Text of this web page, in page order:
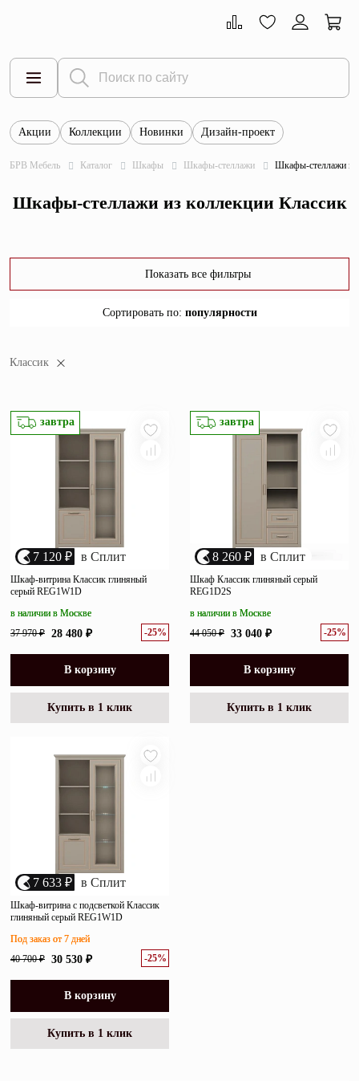
Все товары
Тумбы
Шкафы
Полки
Матрасы
Освещение
Декор
О нас
Наши салоны
Покупателям
Дизайнерам и архитекторам
Акции Коллекции Новинки Дизайн-проект
БРВ Мебель Каталог Шкафы Шкафы-стеллажи Шкафы-стеллажи из
Шкафы-стеллажи из коллекции Классик
Показать все фильтры
Сортировать по: популярности
Классик
завтра
7 120 ₽ в Сплит
Шкаф-витрина Классик глиняный
серый REG1W1D
37 970 ₽ 28 480 ₽ -25%
в наличии в Москве
В корзину
Купить в 1 клик
завтра
8 260 ₽ в Сплит
Шкаф Классик глиняный серый
REG1D2S
44 050 ₽ 33 040 ₽ -25%
в наличии в Москве
В корзину
Купить в 1 клик
7 633 ₽ в Сплит
Шкаф-витрина с подсветкой Классик
глиняный серый REG1W1D
40 700 ₽ 30 530 ₽ -25%
Под заказ от 7 дней
В корзину
Купить в 1 клик